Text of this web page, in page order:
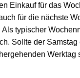
Einkauf für das
für die nächste
typischer
Sollte der Samstag
Werktag